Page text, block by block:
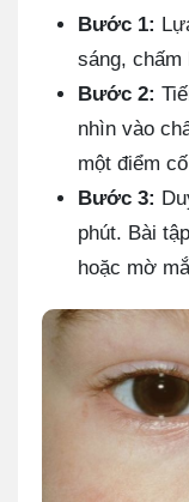
Bước 1:
sáng, chấm
Bước 2:
nhìn vào
một điểm
Bước 3:
phút. Bài
hoặc mờ